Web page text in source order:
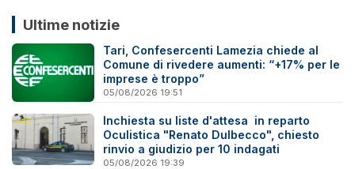
Ultime notizie
Tari, Confesercenti Lamezia chiede al
Comune di rivedere aumenti: “+17% per le
imprese è troppo”
05/08/2026 19:51
Inchiesta su liste d'attesa in reparto
Oculistica "Renato Dulbecco", chiesto
rinvio a giudizio per 10 indagati
05/08/2026 19:39